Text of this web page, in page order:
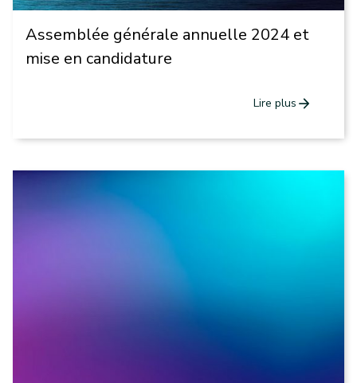
Assemblée générale annuelle 2024 et
mise en candidature
Lire plus arrow_forward